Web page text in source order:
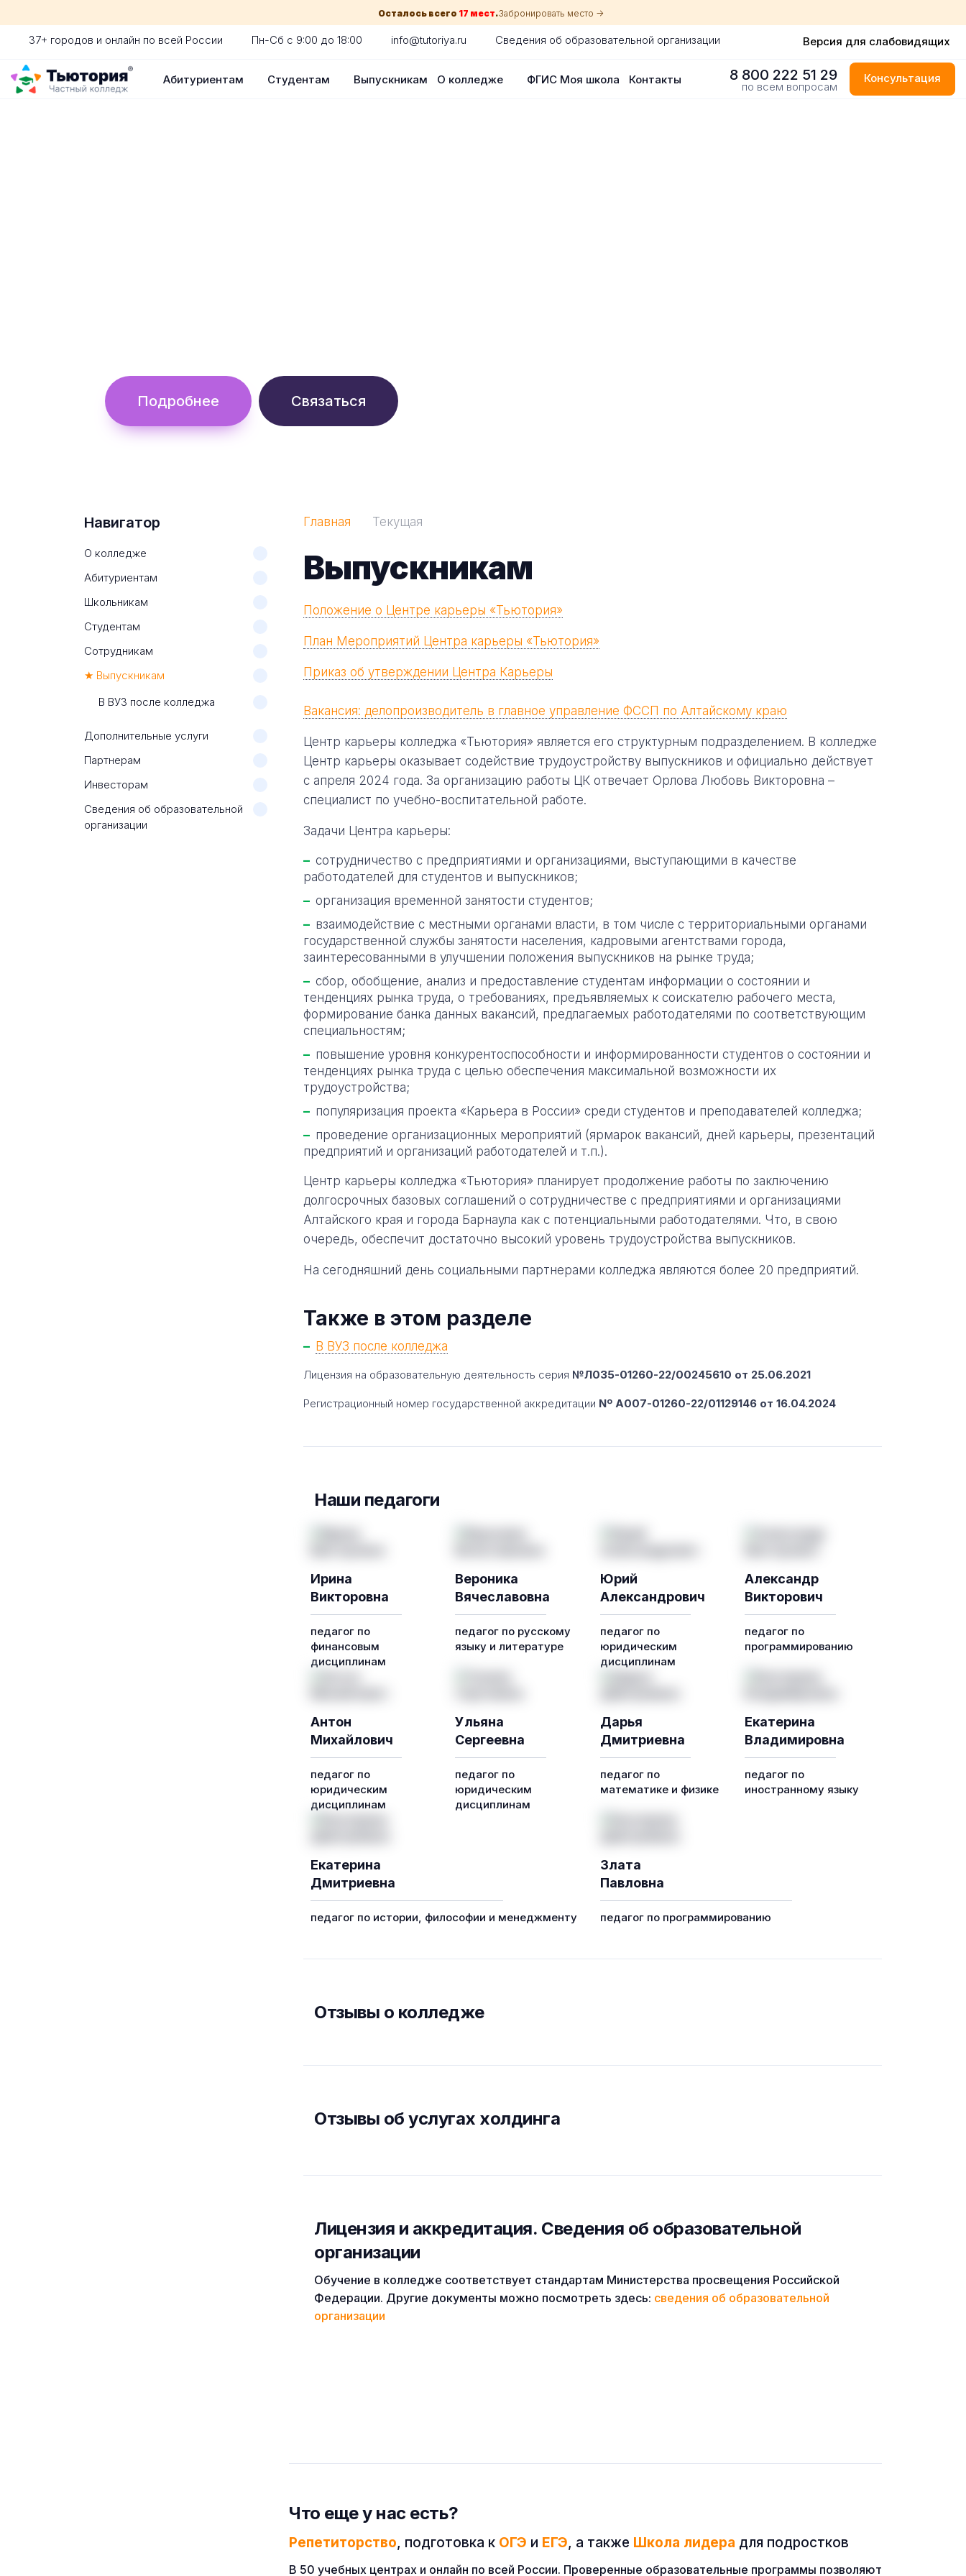
Осталось всего 17 мест.Забронировать место ->
37+ городов и онлайн по всей России Пн-Сб с 9:00 до 18:00 info@tutoriya.ru Сведения об образовательной организации Версия для слабовидящих
Абитуриентам Студентам Выпускникам О колледже ФГИС Моя школа Контакты 8 800 222 51 29
по всем вопросам
Консультация
Подробнее Связаться
Навигатор
О колледже
Абитуриентам
Школьникам
Студентам
Сотрудникам
★ Выпускникам
В ВУЗ после колледжа
Дополнительные услуги
Партнерам
Инвесторам
Сведения об образовательной
организации
Главная Текущая
Выпускникам
Положение о Центре карьеры «Тьютория»
План Мероприятий Центра карьеры «Тьютория»
Приказ об утверждении Центра Карьеры
Вакансия: делопроизводитель в главное управление ФССП по Алтайскому краю
Центр карьеры колледжа «Тьютория» является его структурным подразделением. В колледже
Центр карьеры оказывает содействие трудоустройству выпускников и официально действует
с апреля 2024 года. За организацию работы ЦК отвечает Орлова Любовь Викторовна –
специалист по учебно-воспитательной работе.
Задачи Центра карьеры:
сотрудничество с предприятиями и организациями, выступающими в качестве
работодателей для студентов и выпускников;
организация временной занятости студентов;
взаимодействие с местными органами власти, в том числе с территориальными органами
государственной службы занятости населения, кадровыми агентствами города,
заинтересованными в улучшении положения выпускников на рынке труда;
сбор, обобщение, анализ и предоставление студентам информации о состоянии и
тенденциях рынка труда, о требованиях, предъявляемых к соискателю рабочего места,
формирование банка данных вакансий, предлагаемых работодателями по соответствующим
специальностям;
повышение уровня конкурентоспособности и информированности студентов о состоянии и
тенденциях рынка труда с целью обеспечения максимальной возможности их
трудоустройства;
популяризация проекта «Карьера в России» среди студентов и преподавателей колледжа;
проведение организационных мероприятий (ярмарок вакансий, дней карьеры, презентаций
предприятий и организаций работодателей и т.п.).
Центр карьеры колледжа «Тьютория» планирует продолжение работы по заключению
долгосрочных базовых соглашений о сотрудничестве с предприятиями и организациями
Алтайского края и города Барнаула как с потенциальными работодателями. Что, в свою
очередь, обеспечит достаточно высокий уровень трудоустройства выпускников.
На сегодняшний день социальными партнерами колледжа являются более 20 предприятий.
Также в этом разделе
В ВУЗ после колледжа
Лицензия на образовательную деятельность серия №Л035-01260-22/00245610 от 25.06.2021
Регистрационный номер государственной аккредитации Nº A007-01260-22/01129146 от 16.04.2024
Наши педагоги
Ирина
Викторовна
педагог по
финансовым
дисциплинам
Вероника
Вячеславовна
педагог по русскому
языку и литературе
Юрий
Александрович
педагог по
юридическим
дисциплинам
Александр
Викторович
педагог по
программированию
Антон
Михайлович
педагог по
юридическим
дисциплинам
Ульяна
Сергеевна
педагог по
юридическим
дисциплинам
Дарья
Дмитриевна
педагог по
математике и физике
Екатерина
Владимировна
педагог по
иностранному языку
Екатерина
Дмитриевна
педагог по истории, философии и менеджменту
Злата
Павловна
педагог по программированию
Отзывы о колледже
Отзывы об услугах холдинга
Лицензия и аккредитация. Cведения об образовательной
организации
Обучение в колледже соответствует стандартам Министерства просвещения Российской
Федерации. Другие документы можно посмотреть здесь: сведения об образовательной
организации
Что еще у нас есть?
Репетиторство, подготовка к ОГЭ и ЕГЭ, а также Школа лидера для подростков
В 50 учебных центрах и онлайн по всей России. Проверенные образовательные программы позволяют